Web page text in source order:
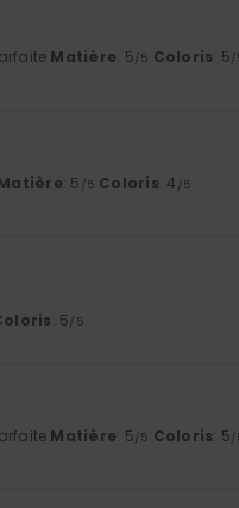
Matière: 5/5 Coloris: 5/
: 5 /5 Coloris: 4 /5
: 5/5
Matière: 5/5 Coloris: 5/